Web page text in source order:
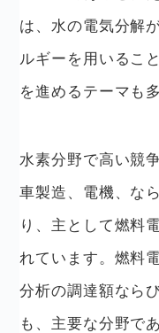
は、水の電気分解
ルギーを用いるこ
を進めるテーマも
水素分野で高い競
車製造、電機、な
り、主として燃料
れています。燃料
分析の調達額なら
も、主要な分野で